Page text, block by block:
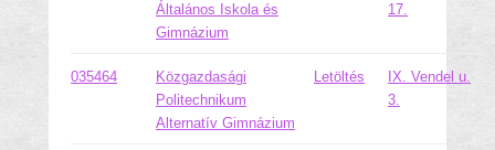
Általános Iskola és
Gimnázium
17.
035464
Közgazdasági
Politechnikum
Alternatív Gimnázium
Letöltés
IX. Vendel u.
3.